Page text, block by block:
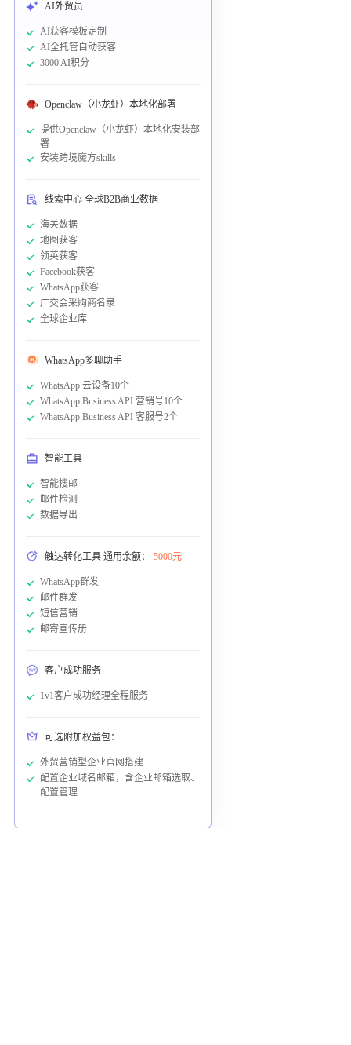
AI外贸员
AI获客模板定制
AI全托管自动获客
3000 AI积分
Openclaw（小龙虾）本地化部署
提供Openclaw（小龙虾）本地化安装部
署
安装跨境魔方skills
线索中心 全球B2B商业数据
海关数据
地图获客
领英获客
Facebook获客
WhatsApp获客
广交会采购商名录
全球企业库
WhatsApp多聊助手
WhatsApp 云设备10个
WhatsApp Business API 营销号10个
WhatsApp Business API 客服号2个
智能工具
智能搜邮
邮件检测
数据导出
触达转化工具 通用余额： 5000元
WhatsApp群发
邮件群发
短信营销
邮寄宣传册
客户成功服务
1v1客户成功经理全程服务
可选附加权益包：
外贸营销型企业官网搭建
配置企业域名邮箱，含企业邮箱选取、
配置管理